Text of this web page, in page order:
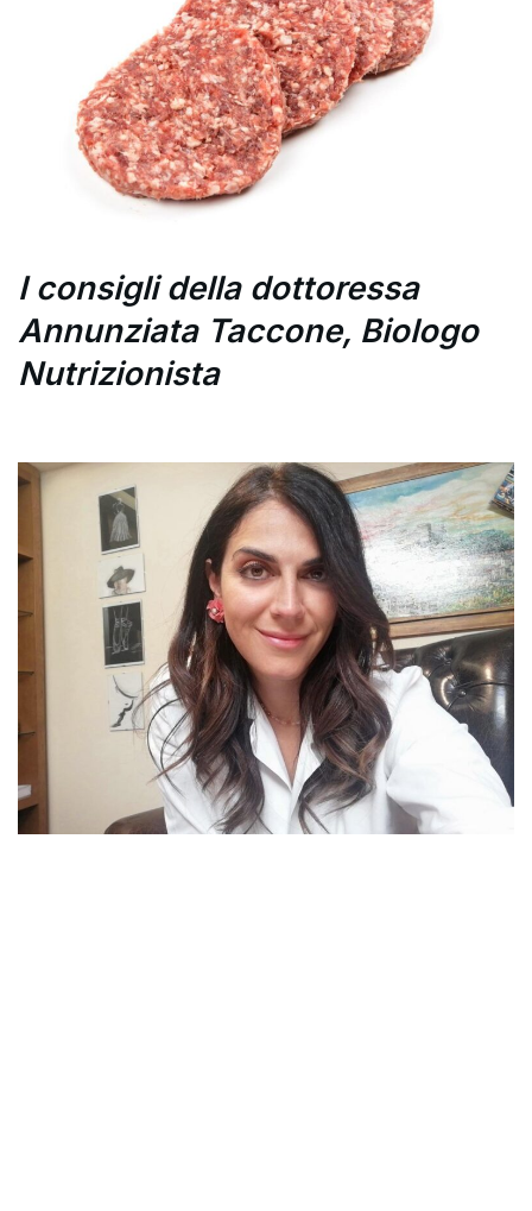
I consigli della dottoressa
Annunziata Taccone, Biologo
Nutrizionista